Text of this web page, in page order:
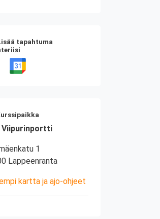
tapahtuma
Viipurinportti
1
Lappeenranta
kartta ja ajo-ohjeet